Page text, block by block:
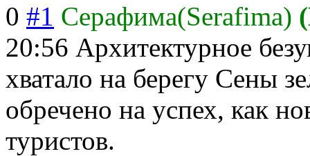
0 #1 Серафима(Serafima)
20:56 Архитектурное
хватало на берегу Сены
обречено на успех, как
туристов.